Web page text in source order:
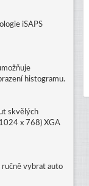
iSAPS
histogramu.
skvělých
x 768) XGA
vybrat auto